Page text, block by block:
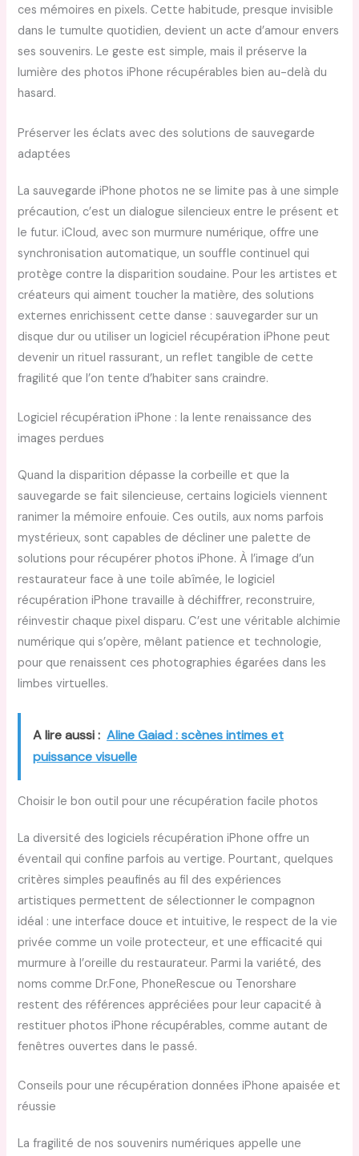
ces mémoires en pixels. Cette habitude, presque invisible
dans le tumulte quotidien, devient un acte d’amour envers
ses souvenirs. Le geste est simple, mais il préserve la
lumière des photos iPhone récupérables bien au-delà du
hasard.
Préserver les éclats avec des solutions de sauvegarde
adaptées
La sauvegarde iPhone photos ne se limite pas à une simple
précaution, c’est un dialogue silencieux entre le présent et
le futur. iCloud, avec son murmure numérique, offre une
synchronisation automatique, un souffle continuel qui
protège contre la disparition soudaine. Pour les artistes et
créateurs qui aiment toucher la matière, des solutions
externes enrichissent cette danse : sauvegarder sur un
disque dur ou utiliser un logiciel récupération iPhone peut
devenir un rituel rassurant, un reflet tangible de cette
fragilité que l’on tente d’habiter sans craindre.
Logiciel récupération iPhone : la lente renaissance des
images perdues
Quand la disparition dépasse la corbeille et que la
sauvegarde se fait silencieuse, certains logiciels viennent
ranimer la mémoire enfouie. Ces outils, aux noms parfois
mystérieux, sont capables de décliner une palette de
solutions pour récupérer photos iPhone. À l’image d’un
restaurateur face à une toile abîmée, le logiciel
récupération iPhone travaille à déchiffrer, reconstruire,
réinvestir chaque pixel disparu. C’est une véritable alchimie
numérique qui s’opère, mêlant patience et technologie,
pour que renaissent ces photographies égarées dans les
limbes virtuelles.
A lire aussi : Aline Gaiad : scènes intimes et
puissance visuelle
Choisir le bon outil pour une récupération facile photos
La diversité des logiciels récupération iPhone offre un
éventail qui confine parfois au vertige. Pourtant, quelques
critères simples peaufinés au fil des expériences
artistiques permettent de sélectionner le compagnon
idéal : une interface douce et intuitive, le respect de la vie
privée comme un voile protecteur, et une efficacité qui
murmure à l’oreille du restaurateur. Parmi la variété, des
noms comme Dr.Fone, PhoneRescue ou Tenorshare
restent des références appréciées pour leur capacité à
restituer photos iPhone récupérables, comme autant de
fenêtres ouvertes dans le passé.
Conseils pour une récupération données iPhone apaisée et
réussie
La fragilité de nos souvenirs numériques appelle une